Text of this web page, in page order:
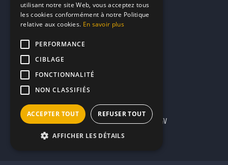
Contacts
11 rue Maurice Grandcoing
94200 Ivry-sur-Seine
Mentions légales CGU CGV
utilisant notre site Web, vous acceptez tous
les cookies conformément à notre Politique
relative aux cookies. En savoir plus
PERFORMANCE
CIBLAGE
FONCTIONNALITÉ
NON CLASSIFIÉS
ACCEPTER TOUT REFUSER TOUT
AFFICHER LES DÉTAILS